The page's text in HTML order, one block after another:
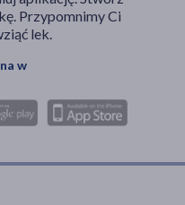
Przypomnimy Ci
lek.
w